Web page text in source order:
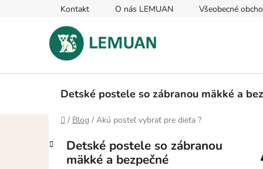
Kontakt O nás LEMUAN Všeobecné
Detské postele so zábranou mäkké a
Domov
/ Blog / Akú posteľ vybrať pre dieťa ?
BPreskočiť
kategórie
K
a
Detské postele so zábranou
mäkké a bezpečné